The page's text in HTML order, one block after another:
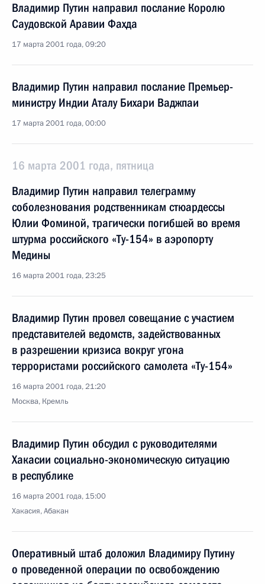
Владимир Путин направил послание Королю
Саудовской Аравии Фахда
17 марта 2001 года, 09:20
Владимир Путин направил послание Премьер-
министру Индии Аталу Бихари Ваджпаи
17 марта 2001 года, 00:00
16 марта 2001 года, пятница
Владимир Путин направил телеграмму
соболезнования родственникам стюардессы
Юлии Фоминой, трагически погибшей во время
штурма российского «Ту-154» в аэропорту
Медины
16 марта 2001 года, 23:25
Владимир Путин провел совещание с участием
представителей ведомств, задействованных
в разрешении кризиса вокруг угона
террористами российского самолета «Ту-154»
16 марта 2001 года, 21:20
Москва, Кремль
Владимир Путин обсудил с руководителями
Хакасии социально-экономическую ситуацию
в республике
16 марта 2001 года, 15:00
Хакасия, Абакан
Оперативный штаб доложил Владимиру Путину
о проведенной операции по освобождению